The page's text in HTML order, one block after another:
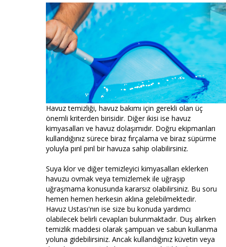
Havuz temizliği, havuz bakımı için gerekli olan üç
önemli kriterden birisidir. Diğer ikisi ise havuz
kimyasalları ve havuz dolaşımıdır. Doğru ekipmanları
kullandığınız sürece biraz fırçalama ve biraz süpürme
yoluyla pırıl pırıl bir havuza sahip olabilirsiniz.
Suya klor ve diğer temizleyici kimyasalları eklerken
havuzu ovmak veya temizlemek ile uğraşıp
uğraşmama konusunda kararsız olabilirsiniz. Bu soru
hemen hemen herkesin aklına gelebilmektedir.
Havuz Ustası'nın ise size bu konuda yardımcı
olabilecek belirli cevapları bulunmaktadır. Duş alırken
temizlik maddesi olarak şampuan ve sabun kullanma
yoluna gidebilirsiniz. Ancak kullandığınız küvetin veya